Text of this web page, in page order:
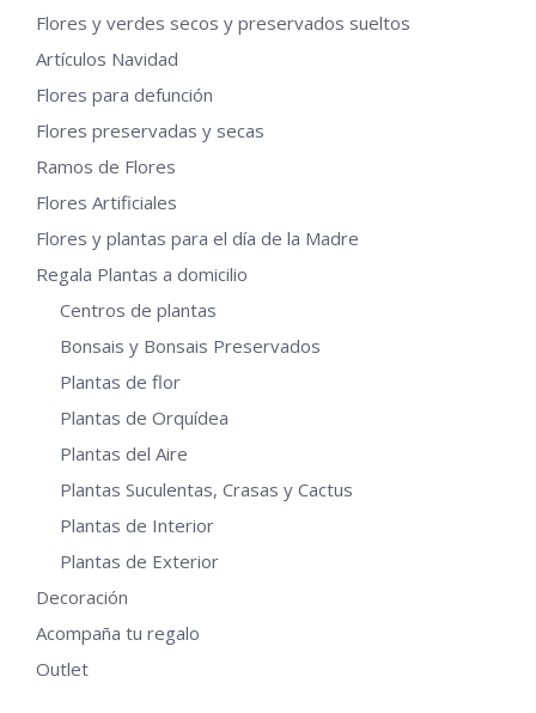
Flores y verdes secos y preservados sueltos
Artículos Navidad
Flores para defunción
Flores preservadas y secas
Ramos de Flores
Flores Artificiales
Flores y plantas para el día de la Madre
Regala Plantas a domicilio
Centros de plantas
Bonsais y Bonsais Preservados
Plantas de flor
Plantas de Orquídea
Plantas del Aire
Plantas Suculentas, Crasas y Cactus
Plantas de Interior
Plantas de Exterior
Decoración
Acompaña tu regalo
Outlet